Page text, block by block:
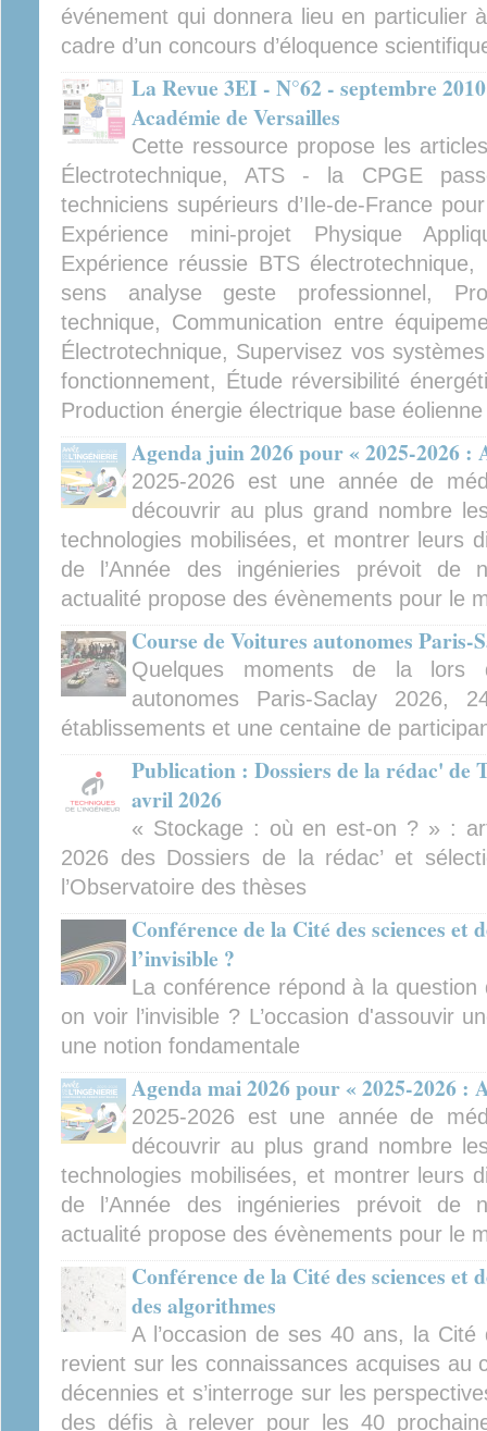
événement qui donnera lieu en particulier
cadre d’un concours d’éloquence
La Revue 3EI - N°62 - septembre
Académie de Versailles
Cette ressource propose les
Électrotechnique, ATS - la CPGE
techniciens supérieurs d’Ile-de-France
Expérience mini-projet Physique
Expérience réussie BTS
sens analyse geste professionnel,
technique, Communication entre
Électrotechnique, Supervisez vos
fonctionnement, Étude réversibilité
Production énergie électrique base éolienne
Agenda juin 2026 pour « 2025-2026 :
2025-2026 est une année de
découvrir au plus grand nombre
technologies mobilisées, et montrer leurs
de l’Année des ingénieries prévoit de
actualité propose des évènements pour le
Course de Voitures autonomes Paris-
Quelques moments de la
autonomes Paris-Saclay 2026,
établissements et une centaine de
Publication : Dossiers de la rédac' de
avril 2026
« Stockage : où en est-on ? » :
2026 des Dossiers de la rédac’ et
l’Observatoire des thèses
Conférence de la Cité des sciences et
l’invisible ?
La conférence répond à la
on voir l’invisible ? L’occasion d'assouvir
une notion fondamentale
Agenda mai 2026 pour « 2025-2026 :
2025-2026 est une année de
découvrir au plus grand nombre
technologies mobilisées, et montrer leurs
de l’Année des ingénieries prévoit de
actualité propose des évènements pour le
Conférence de la Cité des sciences et
des algorithmes
A l’occasion de ses 40 ans, la Cité
revient sur les connaissances acquises au
décennies et s’interroge sur les
des défis à relever pour les 40